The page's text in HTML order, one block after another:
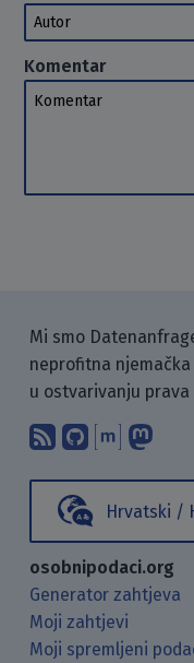
Autor
Komentar
Komentar
Mi smo
neprofitna
u ostvarivanju
Pretplati
Pronađi
Hrvatski /
osobnipodaci.org
Generator zahtjeva
Moji zahtjevi
Moji spremljeni